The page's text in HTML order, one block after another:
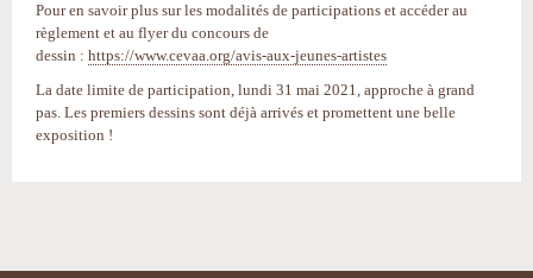
Pour en savoir plus sur les modalités de participations et accéder au
règlement et au flyer du concours de
dessin : https://www.cevaa.org/avis-aux-jeunes-artistes
La date limite de participation, lundi 31 mai 2021, approche à grand
pas. Les premiers dessins sont déjà arrivés et promettent une belle
exposition !
document